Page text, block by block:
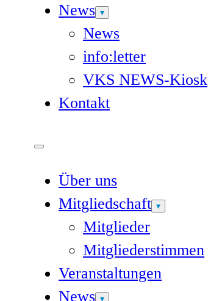
News
News
info:letter
VKS NEWS-Kiosk
Kontakt
Über uns
Mitgliedschaft
Mitglieder
Mitgliederstimmen
Veranstaltungen
News